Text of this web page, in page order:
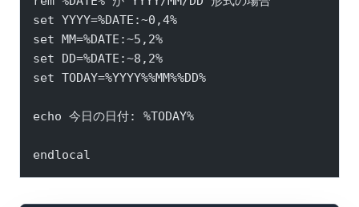
set YYYY=%DATE:~0,4%
set MM=%DATE:~5,2%
set DD=%DATE:~8,2%
set TODAY=%YYYY%%MM%%DD%
echo 今日の日付: %TODAY%
endlocal